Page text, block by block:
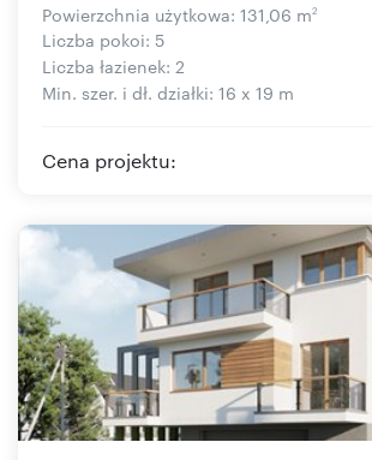
Powierzchnia użytkowa: 131,06 m2
Liczba pokoi: 5
Liczba łazienek: 2
Min. szer. i dł. działki: 16 x 19 m
Cena projektu: